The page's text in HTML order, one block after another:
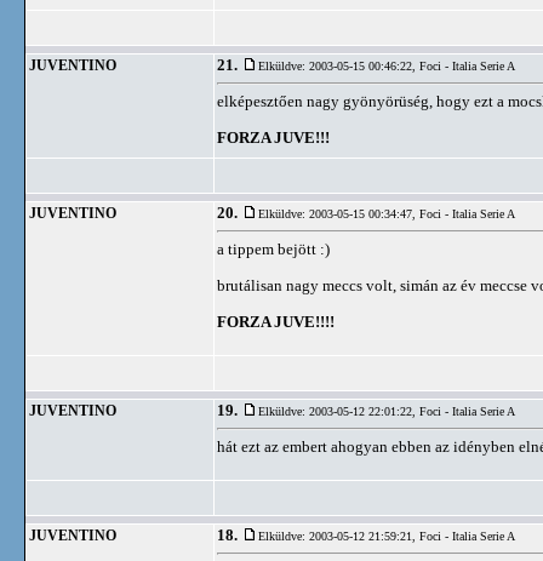
JUVENTINO 21. Elküldve: 2003-05-15 00:46:22, Foci - Italia Serie A
elképesztően nagy gyönyörüség, hogy ezt a
FORZA JUVE!!!
JUVENTINO 20. Elküldve: 2003-05-15 00:34:47, Foci - Italia Serie A
a tippem bejött :)
brutálisan nagy meccs volt, simán az év meccse
FORZA JUVE!!!!
JUVENTINO 19. Elküldve: 2003-05-12 22:01:22, Foci - Italia Serie A
hát ezt az embert ahogyan ebben az idényben
JUVENTINO 18. Elküldve: 2003-05-12 21:59:21, Foci - Italia Serie A